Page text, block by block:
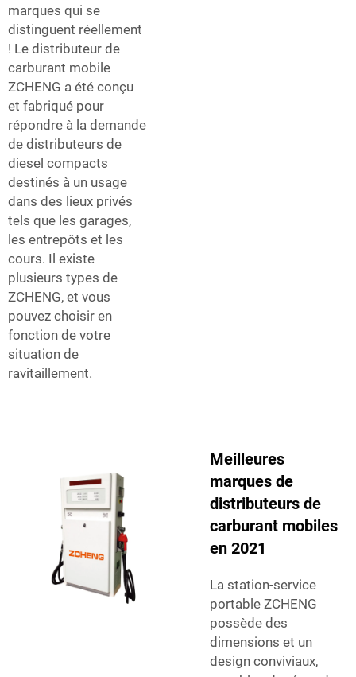
marques qui se
distinguent réellement
! Le distributeur de
carburant mobile
ZCHENG a été conçu
et fabriqué pour
répondre à la demande
de distributeurs de
diesel compacts
destinés à un usage
dans des lieux privés
tels que les garages,
les entrepôts et les
cours. Il existe
plusieurs types de
ZCHENG, et vous
pouvez choisir en
fonction de votre
situation de
ravitaillement.
Meilleures
marques de
distributeurs de
carburant mobiles
en 2021
La station-service
portable ZCHENG
possède des
dimensions et un
design conviviaux,